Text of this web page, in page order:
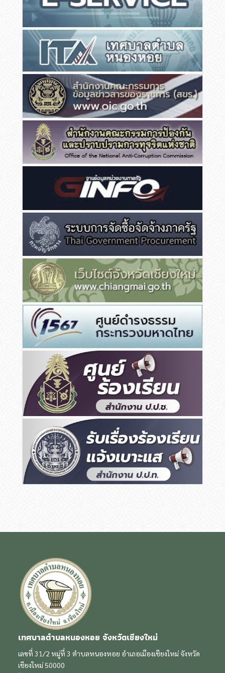
เทศบาลตำบลหนองหอย จังหวัดเชียงใหม่
เลขที่ 31/2 หมู่ที่ 3 ตำบลหนองหอย อำเภอเมืองเชียงใหม่ จังหวัด
เชียงใหม่ 50000